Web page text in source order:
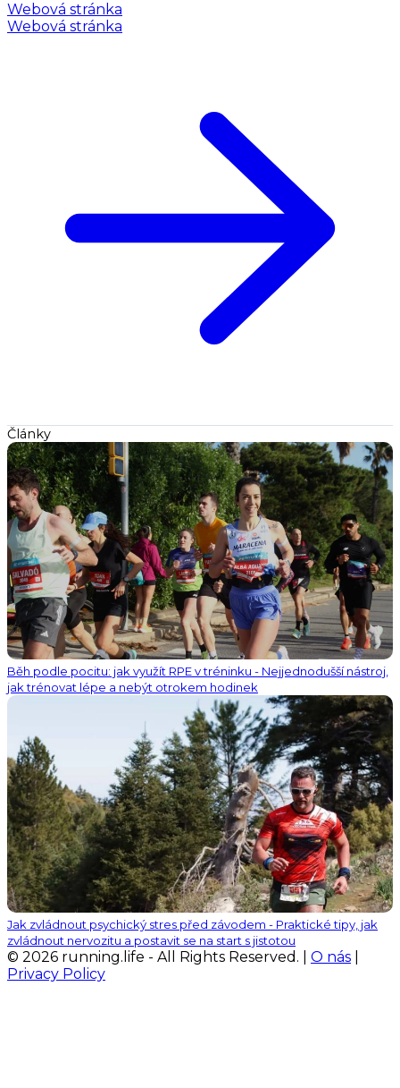
Webová stránka
Webová stránka
Články
Běh podle pocitu: jak využít RPE v tréninku - Nejjednodušší nástroj,
jak trénovat lépe a nebýt otrokem hodinek
Jak zvládnout psychický stres před závodem - Praktické tipy, jak
zvládnout nervozitu a postavit se na start s jistotou
© 2026 running.life - All Rights Reserved. | O nás
Privacy Policy